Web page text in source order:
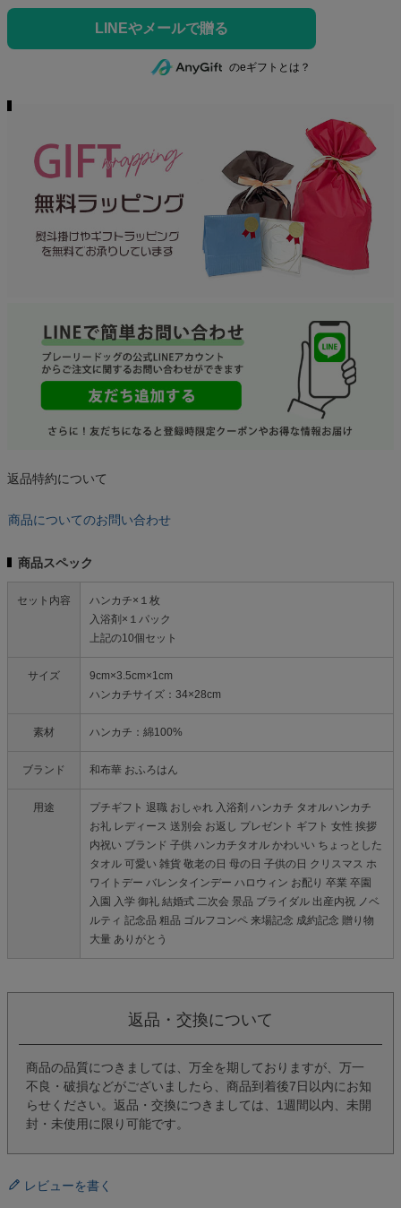
のeギフトとは？
返品特約について
商品についてのお問い合わせ
商品スペック
セット内容
ハンカチ×１枚
入浴剤×１パック
上記の10個セット
サイズ
9cm×3.5cm×1cm
ハンカチサイズ：34×28cm
素材 ハンカチ：綿100%
ブランド 和布華 おふろはん
用途
プチギフト 退職 おしゃれ 入浴剤 ハンカチ タオルハンカチ
お礼 レディース 送別会 お返し プレゼント ギフト 女性 挨拶
内祝い ブランド 子供 ハンカチタオル かわいい ちょっとした
タオル 可愛い 雑貨 敬老の日 母の日 子供の日 クリスマス ホ
ワイトデー バレンタインデー ハロウィン お配り 卒業 卒園
入園 入学 御礼 結婚式 二次会 景品 ブライダル 出産内祝 ノベ
ルティ 記念品 粗品 ゴルフコンペ 来場記念 成約記念 贈り物
大量 ありがとう
返品・交換について
商品の品質につきましては、万全を期しておりますが、万一
不良・破損などがございましたら、商品到着後7日以内にお知
らせください。返品・交換につきましては、1週間以内、未開
封・未使用に限り可能です。
レビューを書く